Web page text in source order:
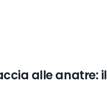
alle anatre: il